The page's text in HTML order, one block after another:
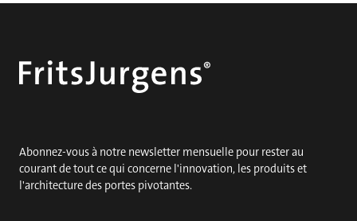
Abonnez-vous à notre newsletter mensuelle pour rester au
courant de tout ce qui concerne l'innovation, les produits et
l'architecture des portes pivotantes.